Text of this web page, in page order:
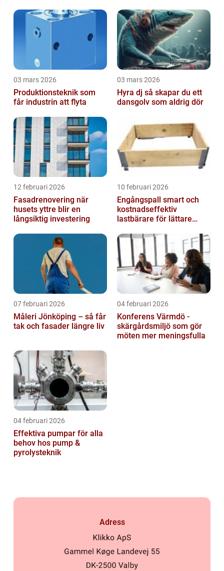
03 mars 2026
Produktionsteknik som
får industrin att flyta
03 mars 2026
Hyra dj så skapar du ett
dansgolv som aldrig dör
12 februari 2026
Fasadrenovering när
husets yttre blir en
långsiktig investering
10 februari 2026
Engångspall smart och
kostnadseffektiv
lastbärare för lättare
07 februari 2026
Måleri Jönköping – så får
tak och fasader längre liv
04 februari 2026
Konferens Värmdö -
skärgårdsmiljö som gör
möten mer meningsfulla
04 februari 2026
Effektiva pumpar för alla
behov hos pump &
pyrolysteknik
Adress